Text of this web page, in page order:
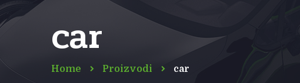
car
Home Proizvodi car